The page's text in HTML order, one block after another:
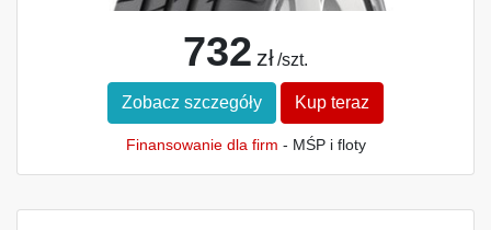
732 zł /szt.
Zobacz szczegóły Kup teraz
Finansowanie dla firm - MŚP i floty